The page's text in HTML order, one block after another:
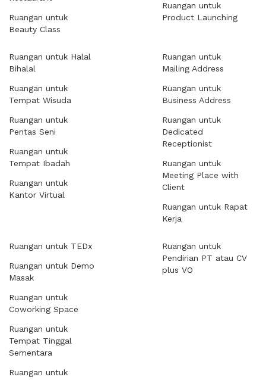
Ruangan untuk
Beauty Class
Ruangan untuk
Product Launching
Ruangan untuk Halal
Bihalal
Ruangan untuk
Tempat Wisuda
Ruangan untuk
Pentas Seni
Ruangan untuk
Tempat Ibadah
Ruangan untuk
Kantor Virtual
Ruangan untuk
Mailing Address
Ruangan untuk
Business Address
Ruangan untuk
Dedicated
Receptionist
Ruangan untuk
Meeting Place with
Client
Ruangan untuk Rapat
Kerja
Ruangan untuk TEDx
Ruangan untuk Demo
Masak
Ruangan untuk
Coworking Space
Ruangan untuk
Tempat Tinggal
Sementara
Ruangan untuk
Ruangan untuk
Pendirian PT atau CV
plus VO